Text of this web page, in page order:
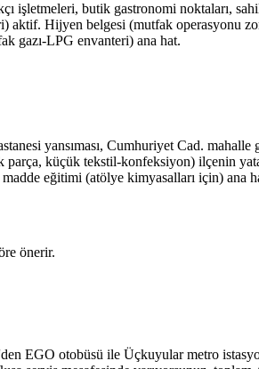
işletmeleri, butik gastronomi noktaları,
aktif. Hijyen belgesi (mutfak operasyonu
gazı-LPG envanteri) ana hat.
yansıması, Cumhuriyet Cad. mahalle
küçük tekstil-konfeksiyon) ilçenin
eğitimi (atölye kimyasalları için) ana
önerir.
EGO otobüsü ile Üçkuyular metro